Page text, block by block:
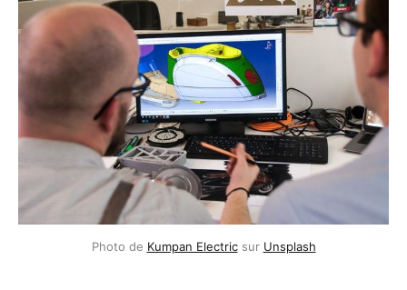
Photo de Kumpan Electricsur Unsplash